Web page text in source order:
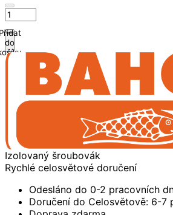
do
Izolovaný šroubovák
Rychlé celosvětové doručení
Odesláno do 0-2 pracovních
Doručení do Celosvětově: 6-7